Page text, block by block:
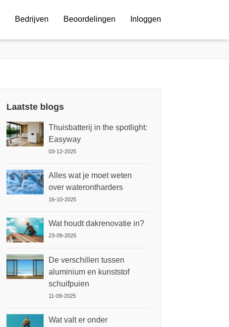
Bedrijven Beoordelingen Inloggen
Laatste blogs
Thuisbatterij in the spotlight:
Easyway
03-12-2025
Alles wat je moet weten
over waterontharders
16-10-2025
Wat houdt dakrenovatie in?
23-09-2025
De verschillen tussen
aluminium en kunststof
schuifpuien
11-09-2025
Wat valt er onder